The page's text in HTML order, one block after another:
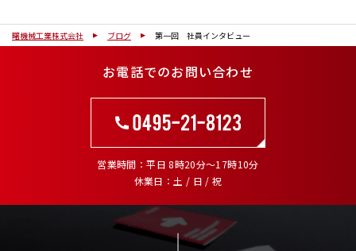
曙機械工業株式会社 ブログ 第一回 社員インタビュー
お電話でのお問い合わせ
営業時間
平日 8時20分～17時10分
休業日
土 / 日 / 祝